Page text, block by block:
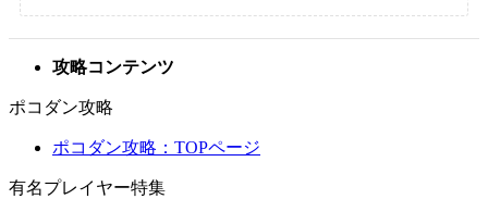
攻略コンテンツ
ポコダン攻略
ポコダン攻略：TOPページ
有名プレイヤー特集